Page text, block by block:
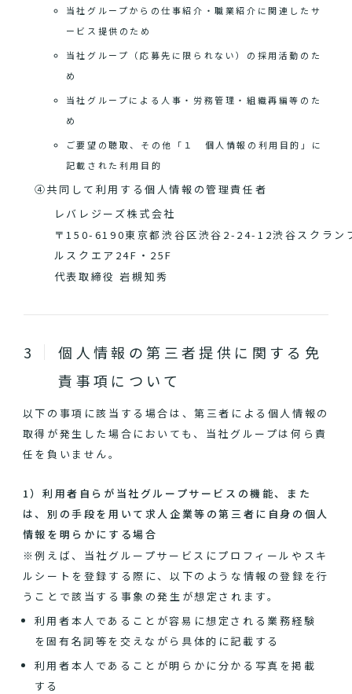
当社グループからの仕事紹介・職業紹介に関連したサ
ービス提供のため
当社グループ（応募先に限られない）の採用活動のた
め
当社グループによる人事・労務管理・組織再編等のた
め
ご要望の聴取、その他「１ 個人情報の利用目的」に
記載された利用目的
④共同して利用する個人情報の管理責任者
レバレジーズ株式会社
〒150-6190東京都渋谷区渋谷2-24-12渋谷スクラン
ルスクエア24F・25F
代表取締役 岩槻知秀
個人情報の第三者提供に関する免
責事項について
以下の事項に該当する場合は、第三者による個人情報の
取得が発生した場合においても、当社グループは何ら責
任を負いません。
1）利用者自らが当社グループサービスの機能、また
は、別の手段を用いて求人企業等の第三者に自身の個人
情報を明らかにする場合
※例えば、当社グループサービスにプロフィールやスキ
ルシートを登録する際に、以下のような情報の登録を行
うことで該当する事象の発生が想定されます。
利用者本人であることが容易に想定される業務経験
を固有名詞等を交えながら具体的に記載する
利用者本人であることが明らかに分かる写真を掲載
する